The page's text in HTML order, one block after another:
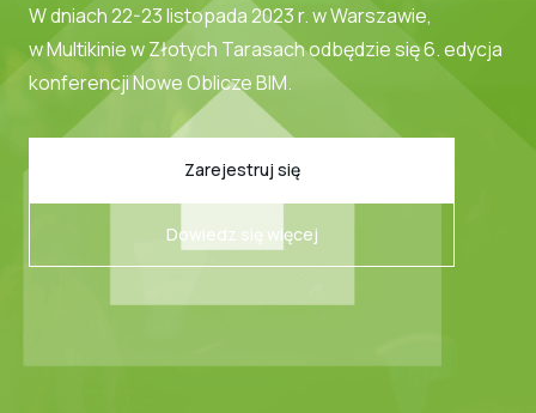
W dniach 22-23 listopada 2023 r. w Warszawie,
w Multikinie w Złotych Tarasach odbędzie się 6. edycja
konferencji Nowe Oblicze BIM.
Zarejestruj się
Dowiedz się więcej